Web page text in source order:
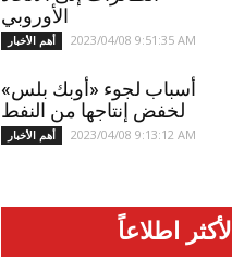
الأوروبي
أهم الأخبار 2023/04/08 9:51:35 AM
أسباب لجوء «أوبك بلس»
لخفض إنتاجها من النفط
أهم الأخبار 2023/04/08 9:13:12 AM
الأكثر اطلاعاً